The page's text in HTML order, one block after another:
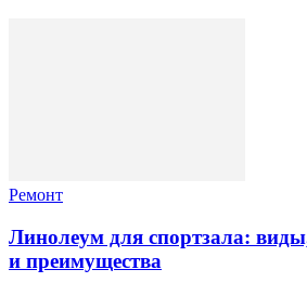
Ремонт
Линолеум для спортзала:
и преимущества